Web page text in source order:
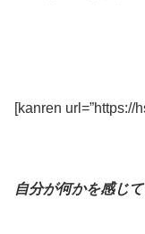
[kanren url=”https://
自分が何かを感じて